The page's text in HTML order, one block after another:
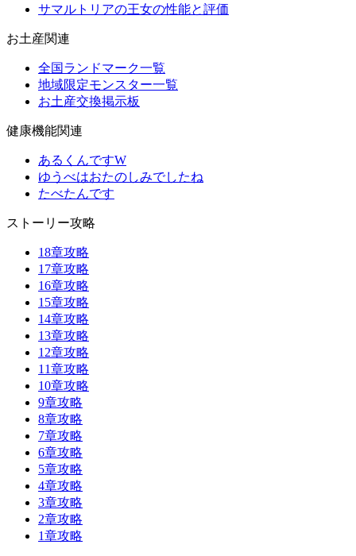
サマルトリアの王女の性能と評価
お土産関連
全国ランドマーク一覧
地域限定モンスター一覧
お土産交換掲示板
健康機能関連
あるくんですW
ゆうべはおたのしみでしたね
たべたんです
ストーリー攻略
18章攻略
17章攻略
16章攻略
15章攻略
14章攻略
13章攻略
12章攻略
11章攻略
10章攻略
9章攻略
8章攻略
7章攻略
6章攻略
5章攻略
4章攻略
3章攻略
2章攻略
1章攻略